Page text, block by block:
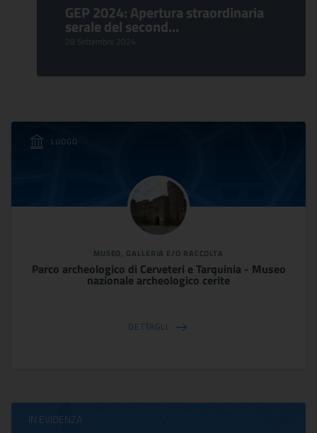
GEP 2024: Apertura straordinaria
serale del second...
28 Settembre 2024
LUOGO
MUSEO, GALLERIA E/O RACCOLTA
Parco archeologico di Cerveteri e Tarquinia - Museo
nazionale archeologico cerite
DETTAGLI
IN EVIDENZA